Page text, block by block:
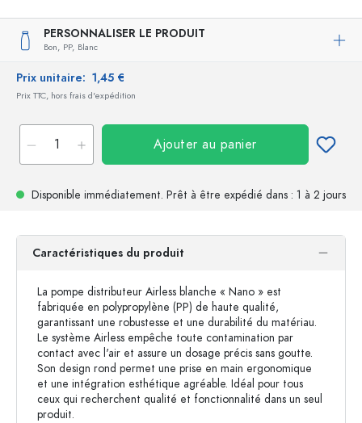
PERSONNALISER LE PRODUIT
Bon, PP, Blanc
Prix unitaire: 1,45 €
Prix TTC, hors frais d'expédition
Ajouter au panier
Disponible immédiatement. Prêt à être expédié dans : 1 à 2 jours
Caractéristiques du produit
La pompe distributeur Airless blanche « Nano » est
fabriquée en polypropylène (PP) de haute qualité,
garantissant une robustesse et une durabilité du matériau.
Le système Airless empêche toute contamination par
contact avec l'air et assure un dosage précis sans goutte.
Son design rond permet une prise en main ergonomique
et une intégration esthétique agréable. Idéal pour tous
ceux qui recherchent qualité et fonctionnalité dans un seul
produit.